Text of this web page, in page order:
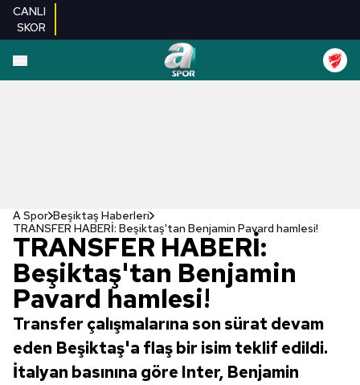
CANLI
SKOR
A Spor Beşiktaş Haberleri
TRANSFER HABERİ: Beşiktaş'tan Benjamin Pavard hamlesi!
TRANSFER HABERİ:
Beşiktaş'tan Benjamin
Pavard hamlesi!
Transfer çalışmalarına son sürat devam
eden Beşiktaş'a flaş bir isim teklif edildi.
İtalyan basınına göre Inter, Benjamin